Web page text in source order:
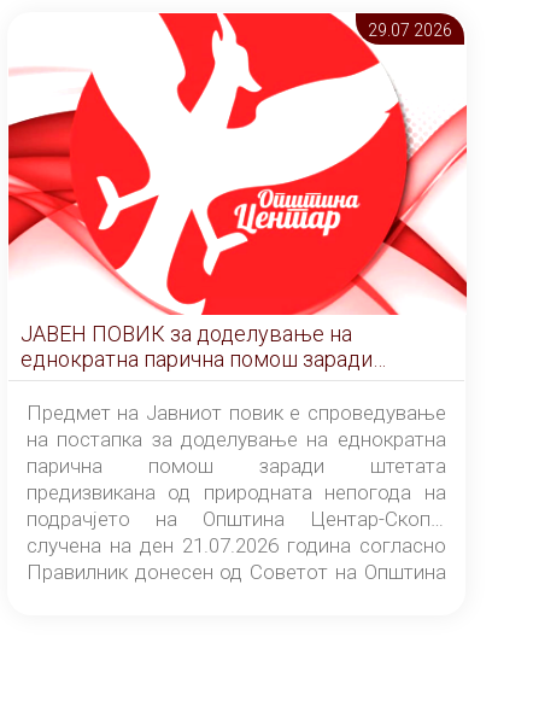
29.07 2026
ЈАВЕН ПОВИК за доделување на
еднократна парична помош заради
штетата предизвикана од природната
непогода на подрачјето на Општина
Центар-Скопје случена на ден 21.07.2026
година
Предмет на Јавниот повик е спроведување
на постапка за доделување на еднократна
парична помош заради штетата
предизвикана од природната непогода на
подрачјето на Општина Центар-Скопје
случена на ден 21.07.2026 година согласно
Правилник донесен од Советот на Општина